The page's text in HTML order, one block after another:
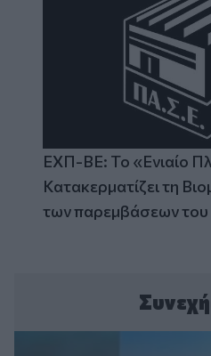
ΕΧΠ-ΒΕ: Το «Ενιαίο
Κατακερματίζει τη
των παρεμβάσεων